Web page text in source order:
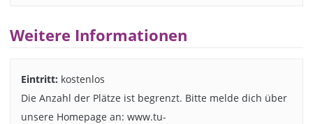
Weitere Informationen
Eintritt: kostenlos
Die Anzahl der Plätze ist begrenzt. Bitte melde dich über
unsere Homepage an: www.tu-